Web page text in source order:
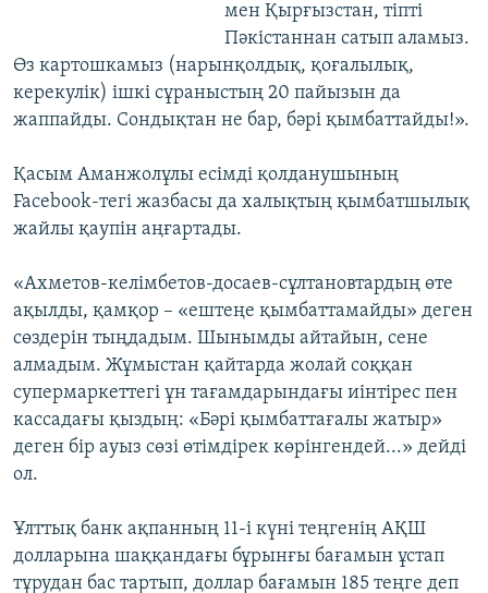
мен Қырғызстан, тіпті
Пәкістаннан сатып аламыз.
Өз картошкамыз (нарынқолдық, қоғалылық,
керекулік) ішкі сұраныстың 20 пайызын да
жаппайды. Сондықтан не бар, бәрі қымбаттайды!».
Қасым Аманжолұлы есімді қолданушының
Facebook-тегі жазбасы да халықтың қымбатшылық
жайлы қаупін аңғартады.
«Ахметов-келімбетов-досаев-сұлтановтардың өте
ақылды, қамқор – «ештеңе қымбаттамайды» деген
сөздерін тыңдадым. Шынымды айтайын, сене
алмадым. Жұмыстан қайтарда жолай соққан
супермаркеттегі ұн тағамдарындағы иінтірес пен
кассадағы қыздың: «Бәрі қымбаттағалы жатыр»
деген бір ауыз сөзі өтімдірек көрінгендей...» дейді
ол.
Ұлттық банк ақпанның 11-і күні теңгенің АҚШ
долларына шаққандағы бұрынғы бағамын ұстап
тұрудан бас тартып, доллар бағамын 185 теңге деп